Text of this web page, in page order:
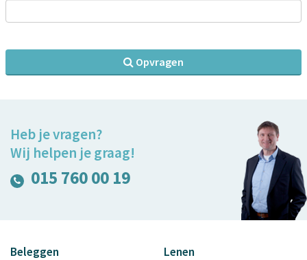
Opvragen
Heb je vragen?
Wij helpen je graag!
015 760 00 19
Beleggen Lenen